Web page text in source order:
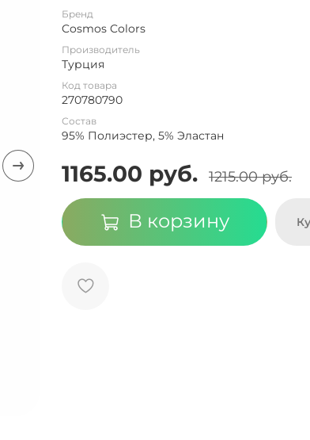
Бренд
Cosmos Colors
Производитель
Турция
Код товара
270780790
Состав
95% Полиэстер, 5% Эластан
1165.00 руб. 1215.00 руб.
В корзину